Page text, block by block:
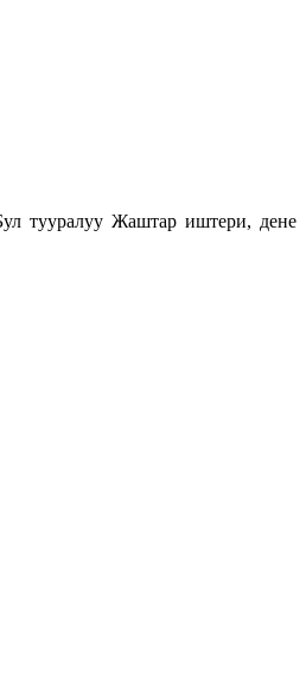
тууралуу Жаштар иштери, дене